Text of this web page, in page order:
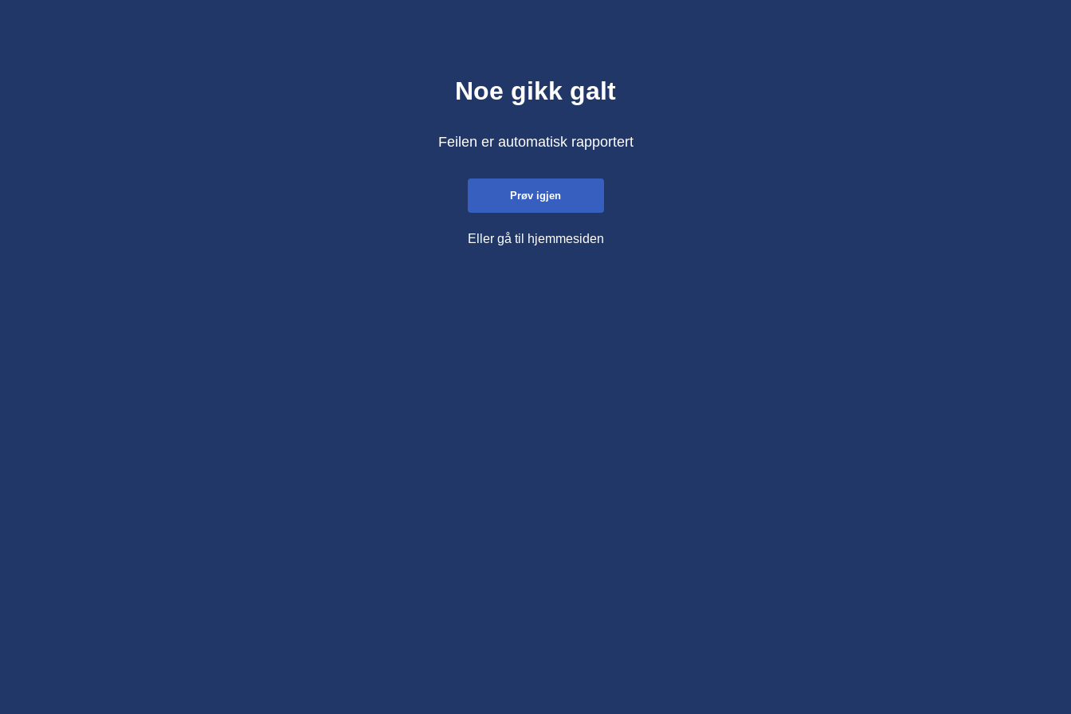
Noe gikk galt
Feilen er automatisk rapportert
Prøv igjen
Eller gå til hjemmesiden